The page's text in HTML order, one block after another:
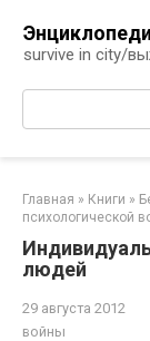
контенту
survive in city/
Поиск:
Главная » Книги »
психологической
людей
29 августа 2012
войны